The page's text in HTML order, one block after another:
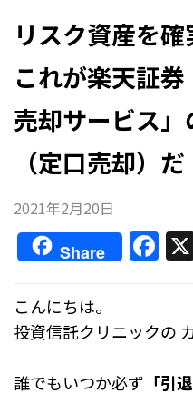
投資信託クリニックとは
インデックス投資の特徴
よくあるご質問
お問い合わせ
リスク資産を確
これが楽天証
売却サービス」
（定口売却）だ
2021年2月20日
Share F
a
e
o
こんにちは。
投資信託クリニックの
誰でもいつか必ず 「引退